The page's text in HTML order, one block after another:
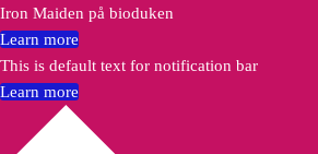
Iron Maiden på bioduken
Learn more
This is default text for notification bar
Learn more